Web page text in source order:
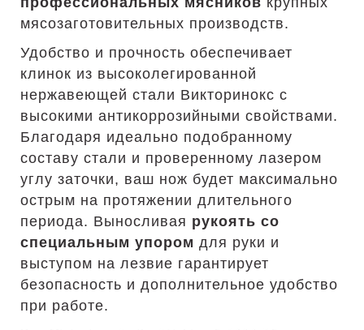
мясозаготовительных производств.
Удобство и прочность обеспечивает
клинок из высоколегированной
нержавеющей стали Викторинокс с
высокими антикоррозийными свойствами.
Благодаря идеально подобранному
составу стали и проверенному лазером
углу заточки, ваш нож будет максимально
острым на протяжении длительного
периода. Выносливая рукоять со
специальным упором для руки и
выступом на лезвие гарантирует
безопасность и дополнительное удобство
при работе.